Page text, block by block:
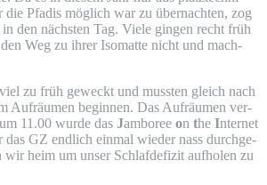
die Pfadis mög­lich war zu über­nach­ten, zog
den nächs­ten Tag. Vie­le gin­gen recht früh
Weg zu ihrer Iso­mat­te nicht und mach­
zu früh geweckt und muss­ten gleich nach
Auf­räu­men begin­nen. Das Auf­räu­men ver­
11.00 wur­de das Jambo­ree on the Inter­net
das GZ end­lich ein­mal wie­der nass durch­ge­
wir heim um unser Schlaf­de­fi­zit auf­ho­len zu